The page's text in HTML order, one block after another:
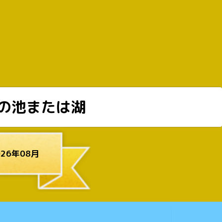
池または湖
年08月